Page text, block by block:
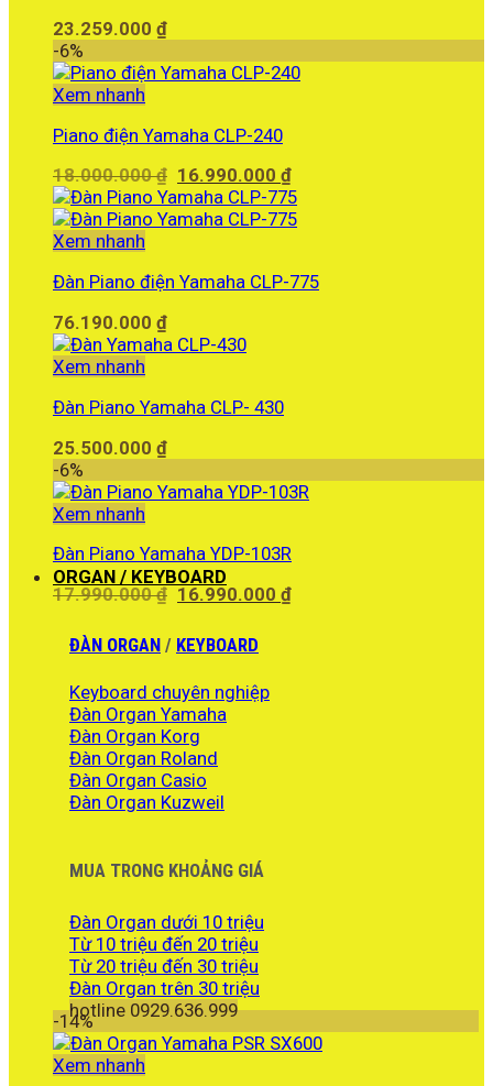
23.259.000 ₫
-6%
Xem nhanh
Piano điện Yamaha CLP-240
18.000.000₫ Giá
gốc
là:
16.990.000₫Giá
hiện
tại
Xem nhanh
Đàn Piano điện Yamaha CLP-775
76.190.000 ₫
Xem nhanh
Đàn Piano Yamaha CLP- 430
25.500.000 ₫
-6%
Xem nhanh
Đàn Piano Yamaha YDP-103R
17.990.000₫ Giá
là:
17.990.000 ₫.
16.990.000₫Giá
ORGAN / KEYBOARD
ĐÀN ORGAN / KEYBOARD
Keyboard chuyên nghiệp
Đàn Organ Yamaha
Đàn Organ Korg
Đàn Organ Roland
Đàn Organ Casio
Đàn Organ Kuzweil
MUA TRONG KHOẢNG GIÁ
Đàn Organ dưới 10 triệu
Từ 10 triệu đến 20 triệu
Từ 20 triệu đến 30 triệu
Đàn Organ trên 30 triệu
hotline 0929.636.999
-14%
Xem nhanh